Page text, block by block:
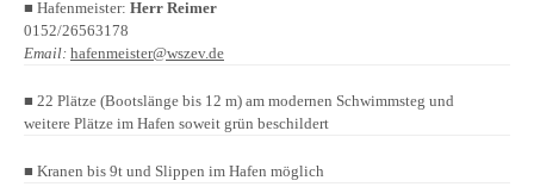
■ Hafenmeister: Herr Reimer
0152/26563178
Email: hafenmeister@wszev.de
■ 22 Plätze (Bootslänge bis 12 m) am modernen Schwimmsteg und
weitere Plätze im Hafen soweit grün beschildert
■ Kranen bis 9t und Slippen im Hafen möglich